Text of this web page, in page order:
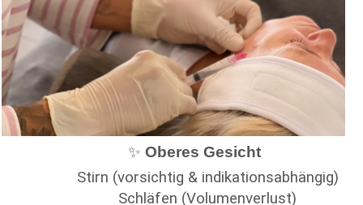
✨ Oberes Gesicht
Stirn (vorsichtig & indikationsabhängig)
Schläfen (Volumenverlust)